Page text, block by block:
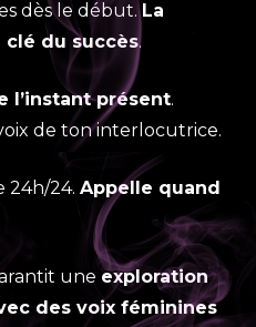
dès le début.La
du succès.
l’instant présent.
de ton interlocutrice.
24h/24. Appelle quand
une exploration
des voix féminines